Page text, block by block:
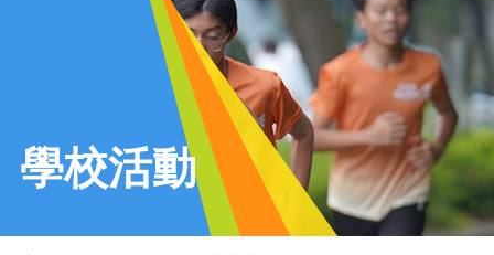
學校活動